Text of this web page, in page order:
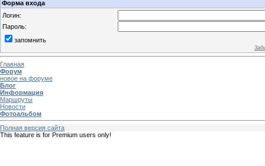
Форма входа
Логин:
Пароль:
запомнить
Главная
Форум
новое на форуме
Блог
Информация
Маршруты
Новости
Фотоальбом
Полная версия сайта
This feature is for Premium users only!